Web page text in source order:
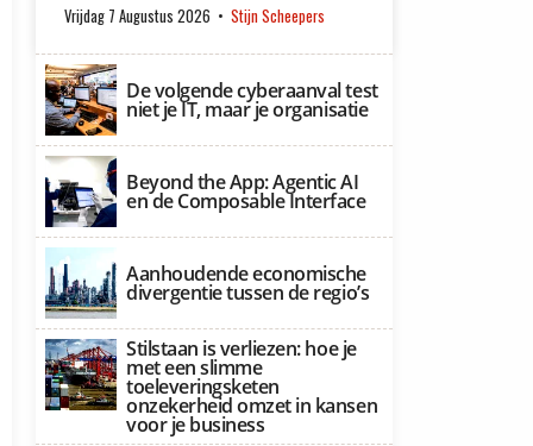
Vrijdag 7 Augustus 2026 Stijn Scheepers
De volgende cyberaanval test
niet je IT, maar je organisatie
Beyond the App: Agentic AI
en de Composable Interface
Aanhoudende economische
divergentie tussen de regio’s
Stilstaan is verliezen: hoe je
met een slimme
toeleveringsketen
onzekerheid omzet in kansen
voor je business